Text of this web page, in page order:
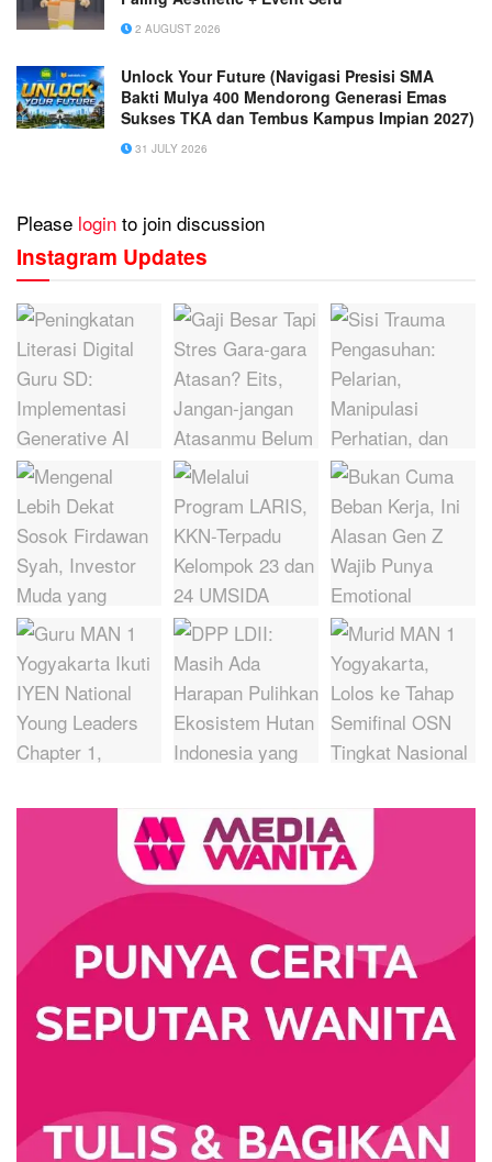
2 AUGUST 2026
Unlock Your Future (Navigasi Presisi SMA
Bakti Mulya 400 Mendorong Generasi Emas
Sukses TKA dan Tembus Kampus Impian 2027)
31 JULY 2026
Please login to join discussion
Instagram Updates